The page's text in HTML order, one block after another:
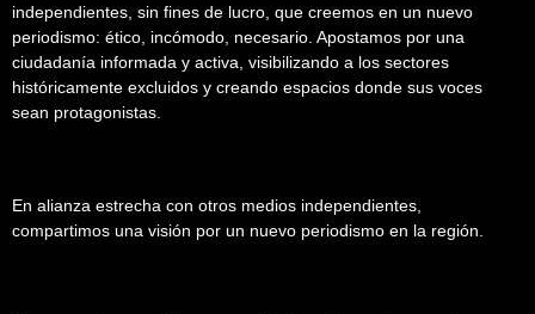
independientes, sin fines de lucro, que creemos en un nuevo
periodismo: ético, incómodo, necesario. Apostamos por una
ciudadanía informada y activa, visibilizando a los sectores
históricamente excluidos y creando espacios donde sus voces
sean protagonistas.
En alianza estrecha con otros medios independientes,
compartimos una visión por un nuevo periodismo en la región.